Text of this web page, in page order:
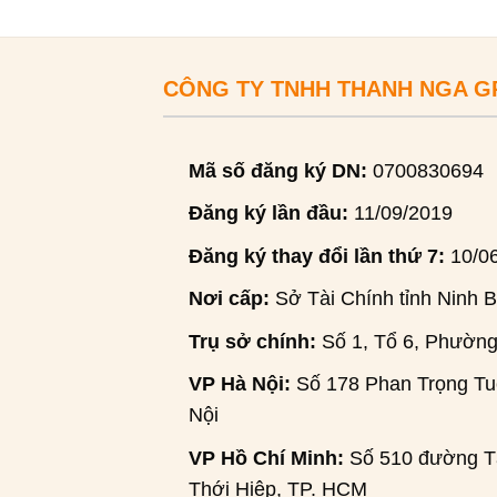
CÔNG TY TNHH THANH NGA
Mã số đăng ký DN: 0700830694
Đăng ký lần đầu: 11/09/2019
Đăng ký thay đổi lần thứ 7: 10/
Nơi cấp: Sở Tài Chính tỉnh Ninh
Trụ sở chính: Số 1, Tổ 6,
VP Hà Nội: Số 178 Phan Trọng
Nội
VP Hồ Chí Minh: Số 510 đường
Thới Hiệp, TP. HCM